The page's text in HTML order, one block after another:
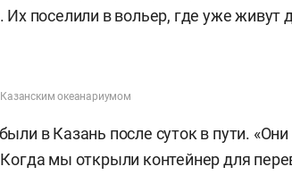
Их поселили в вольер, где уже живут
океанариумом
в Казань после суток в пути.
мы открыли контейнер для